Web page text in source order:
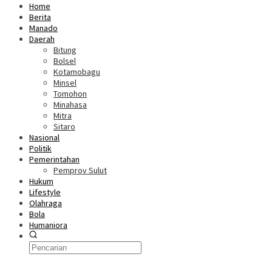
Home
Berita
Manado
Daerah
Bitung
Bolsel
Kotamobagu
Minsel
Tomohon
Minahasa
Mitra
Sitaro
Nasional
Politik
Pemerintahan
Pemprov Sulut
Hukum
Lifestyle
Olahraga
Bola
Humaniora